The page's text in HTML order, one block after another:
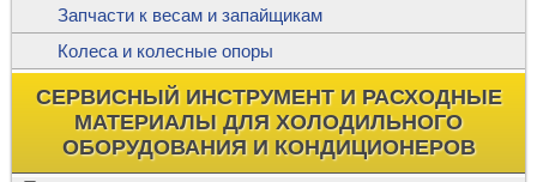
Запчасти к весам и запайщикам
Колеса и колесные опоры
СЕРВИСНЫЙ ИНСТРУМЕНТ И РАСХОДНЫЕ
МАТЕРИАЛЫ ДЛЯ ХОЛОДИЛЬНОГО
ОБОРУДОВАНИЯ И КОНДИЦИОНЕРОВ